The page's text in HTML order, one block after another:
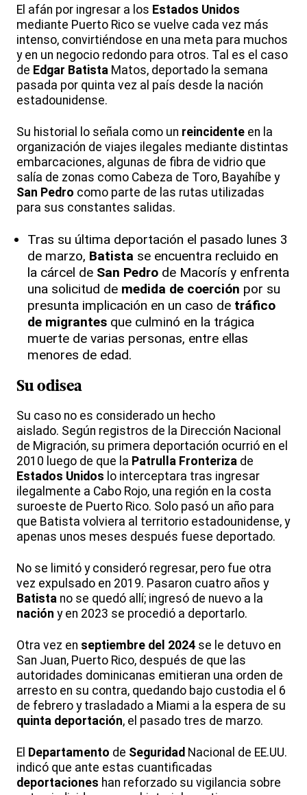
El afán por ingresar a los Estados Unidos
mediante Puerto Rico se vuelve cada vez más
intenso, convirtiéndose en una meta para muchos
y en un negocio redondo para otros. Tal es el caso
de Edgar Batista Matos, deportado la semana
pasada por quinta vez al país desde la nación
estadounidense.
Su historial lo señala como un reincidente en la
organización de viajes ilegales mediante distintas
embarcaciones, algunas de fibra de vidrio que
salía de zonas como Cabeza de Toro, Bayahíbe y
San Pedro como parte de las rutas utilizadas
para sus constantes salidas.
Tras su última deportación el pasado lunes 3
de marzo, Batista se encuentra recluido en
la cárcel de San Pedro de Macorís y enfrenta
una solicitud de medida de coerción por su
presunta implicación en un caso de tráfico
de migrantes que culminó en la trágica
muerte de varias personas, entre ellas
menores de edad.
Suodisea
Su caso no es considerado un hecho
aislado. Según registros de la Dirección Nacional
de Migración, su primera deportación ocurrió en el
2010 luego de que la Patrulla Fronteriza de
Estados Unidos lo interceptara tras ingresar
ilegalmente a Cabo Rojo, una región en la costa
suroeste de Puerto Rico. Solo pasó un año para
que Batista volviera al territorio estadounidense, y
apenas unos meses después fuese deportado.
No se limitó y consideró regresar, pero fue otra
vez expulsado en 2019. Pasaron cuatro años y
Batista no se quedó allí; ingresó de nuevo a la
nación y en 2023 se procedió a deportarlo.
Otra vez en septiembre del 2024 se le detuvo en
San Juan, Puerto Rico, después de que las
autoridades dominicanas emitieran una orden de
arresto en su contra, quedando bajo custodia el 6
de febrero y trasladado a Miami a la espera de su
quinta deportación, el pasado tres de marzo.
El Departamento de Seguridad Nacional de EE.UU.
indicó que ante estas cuantificadas
deportaciones han reforzado su vigilancia sobre